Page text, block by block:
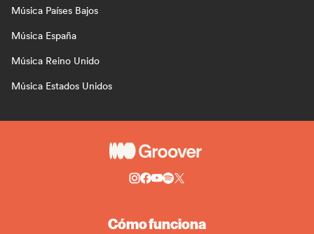
Música Países Bajos
Música España
Música Reino Unido
Música Estados Unidos
Cómo funciona